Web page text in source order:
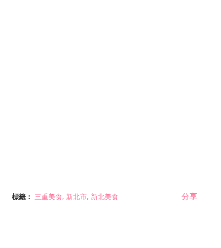
標籤： 三重美食 新北市 新北美食 分享